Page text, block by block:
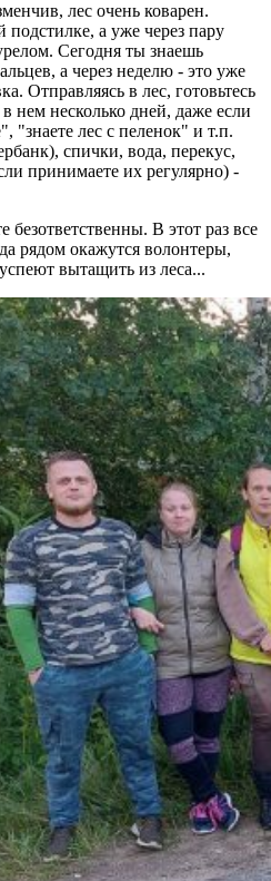
лес очень коварен.
а уже через пару
Сегодня ты знаешь
а через неделю - это уже
Отправляясь в лес, готовьтесь
нем несколько дней, даже если
"знаете лес с пеленок" и т.п.
спички, вода, перекус,
принимаете их регулярно) -
безответственны. В этот раз все
рядом окажутся волонтеры,
вытащить из леса...